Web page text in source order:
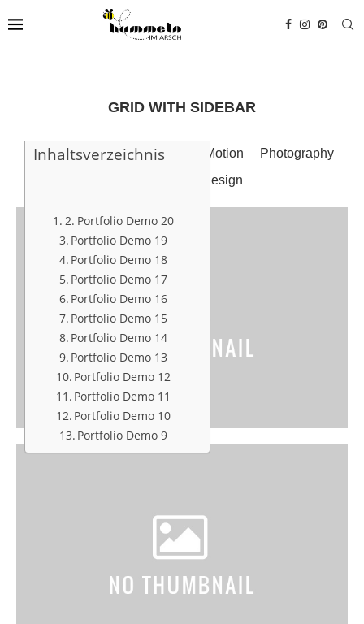
GRID WITH SIDEBAR
All 3D Graphic Design Motion
Photography
Web Design
Inhaltsverzeichnis
Portfolio Demo 20
Portfolio Demo 19
Portfolio Demo 18
Portfolio Demo 17
Portfolio Demo 16
Portfolio Demo 15
Portfolio Demo 14
Portfolio Demo 13
Portfolio Demo 12
Portfolio Demo 11
Portfolio Demo 10
Portfolio Demo 9